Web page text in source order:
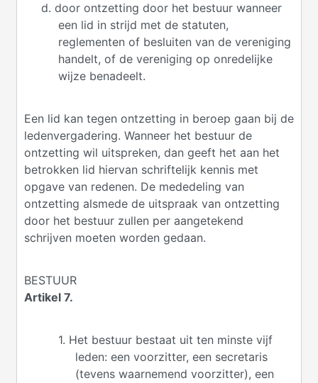
d. door ontzetting door het bestuur wanneer
een lid in strijd met de statuten,
reglementen of besluiten van de vereniging
handelt, of de vereniging op onredelijke
wijze benadeelt.
Een lid kan tegen ontzetting in beroep gaan bij de
ledenvergadering. Wanneer het bestuur de
ontzetting wil uitspreken, dan geeft het aan het
betrokken lid hiervan schriftelijk kennis met
opgave van redenen. De mededeling van
ontzetting alsmede de uitspraak van ontzetting
door het bestuur zullen per aangetekend
schrijven moeten worden gedaan.
BESTUUR
Artikel 7.
1. Het bestuur bestaat uit ten minste vijf
leden: een voorzitter, een secretaris
(tevens waarnemend voorzitter), een